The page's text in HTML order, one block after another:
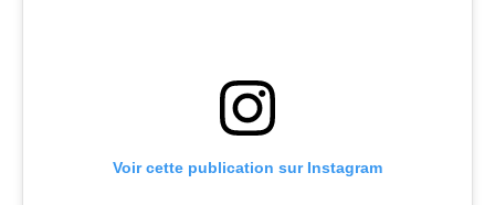
Voir cette publication sur Instagram